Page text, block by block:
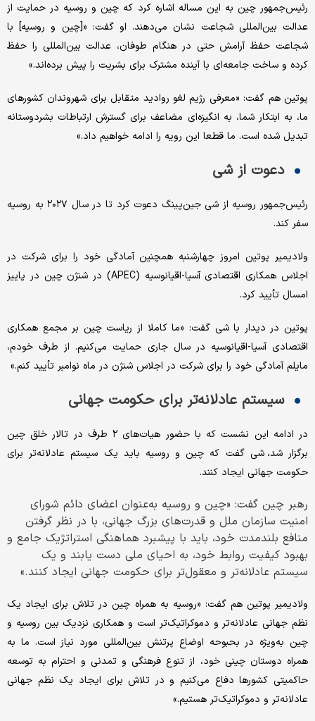
رئیس‌جمهور چین به این مساله اشاره کرد که چین و روسیه در حمایت از
عدالت بین‌المللی شجاعت نشان می‌دهند. او گفت: «[چین و روسیه] با
شجاعت حفظ آرامش حتی در هنگام طوفان، عدالت بین‌المللی را حفظ
کرده و ساخت جامعه‌ای با آینده مشترک برای بشریت را پیش برده‌اند.»
پوتین هم گفت: «معرفی رژیم لغو روادید متقابل برای شهروندان کشورهای
ما، به ابتکار شما، به انگیزه‌ای مضاعف برای گسترش ارتباطات بشردوستانه
تبدیل شده است. ما قطعا این رویه را ادامه خواهیم داد.»
دعوت از شی
رئیس‌جمهور روسیه از شی جین‌پینگ دعوت کرد تا در سال ۲۰۲۷ به روسیه
سفر کند.
ولادیمیر پوتین امروز چهارشنبه همچنین آمادگی خود را برای شرکت در
اجلاس همکاری اقتصادی آسیا-اقیانوسیه (APEC) در شنژن چین در پاییز
امسال تأیید کرد.
پوتین در دیدار با شی گفت: «ما کاملا از ریاست چین بر مجمع همکاری
اقتصادی آسیا-اقیانوسیه در سال جاری حمایت می‌کنیم. از طرف خودم،
مایلم آمادگی خود را برای شرکت در اجلاس شنژن در ماه نوامبر تأیید کنم.»
سیستم عادلانه‌تر برای حکومت جهانی
در ادامه این نشست که با حضور هیات‌های ۲ طرف در تالار خلق چین
برگزار شد، شی گفت که چین و روسیه باید یک سیستم عادلانه‌تر برای
حکومت جهانی ایجاد کنند.
رهبر چین گفت: «چین و روسیه به‌عنوان اعضای دائم شورای
امنیت سازمان ملل و قدرت‌های بزرگ جهانی، با در نظر گرفتن
منافع بلندمدت خود، باید با پیشبرد هماهنگی استراتژیک جامع و
بهبود کیفیت روابط خود، به احیای ملی دست یابند و یک
سیستم عادلانه‌تر و معقول‌تر برای حکومت جهانی ایجاد کنند.»
ولادیمیر پوتین هم گفت: «روسیه به همراه چین در تلاش برای ایجاد یک
نظم جهانی عادلانه‌تر و دموکراتیک‌تر است و همکاری نزدیک بین روسیه و
چین به‌ویژه در بحبوحه اوضاع پرتنش بین‌المللی مورد نیاز است. ما به
همراه دوستان چینی خود، از تنوع فرهنگی و تمدنی و احترام به توسعه
حاکمیتی کشورها دفاع می‌کنیم و در تلاش برای ایجاد یک نظم جهانی
عادلانه‌تر و دموکراتیک‌تر هستیم.»